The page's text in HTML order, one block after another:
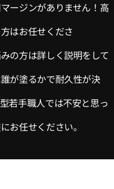
ージンがありません！高
はお任せくださ
方は詳しく説明をして
が塗るかで耐久性が決
若手職人では不安と思っ
お任せください。